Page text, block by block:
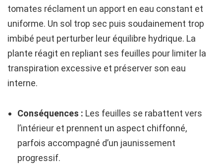
tomates réclament un apport en eau constant et
uniforme. Un sol trop sec puis soudainement trop
imbibé peut perturber leur équilibre hydrique. La
plante réagit en repliant ses feuilles pour limiter la
transpiration excessive et préserver son eau
interne.
Conséquences : Les feuilles se rabattent vers
l’intérieur et prennent un aspect chiffonné,
parfois accompagné d’un jaunissement
progressif.